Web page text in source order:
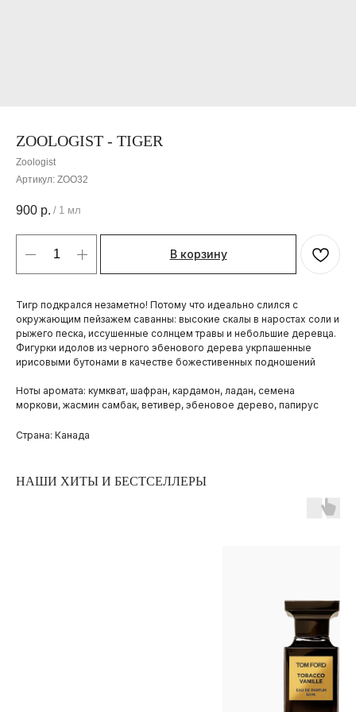
ZOOLOGIST - TIGER
Zoologist
Артикул: ZOO32
900 р. / 1 мл
В корзину
Тигр подкрался незаметно! Потому что идеально слился с
окружающим пейзажем саванны: высокие скалы в наростах соли и
рыжего песка, иссушенные солнцем травы и небольшие деревца.
Фигурки идолов из черного эбенового дерева укрпашенные
ирисовыми бутонами в качестве божестивенных подношений
Ноты аромата: кумкват, шафран, кардамон, ладан, семена
моркови, жасмин самбак, ветивер, эбеновое дерево, папирус
Страна: Канада
НАШИ ХИТЫ И БЕСТСЕЛЛЕРЫ